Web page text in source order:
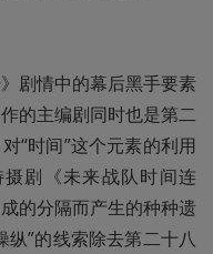
剧情中的幕后黑手要素
的主编剧同时也是第二
“时间”这个元素的利用
剧《未来战队时间连
的分隔而产生的种种遗
”的线索除去第二十八